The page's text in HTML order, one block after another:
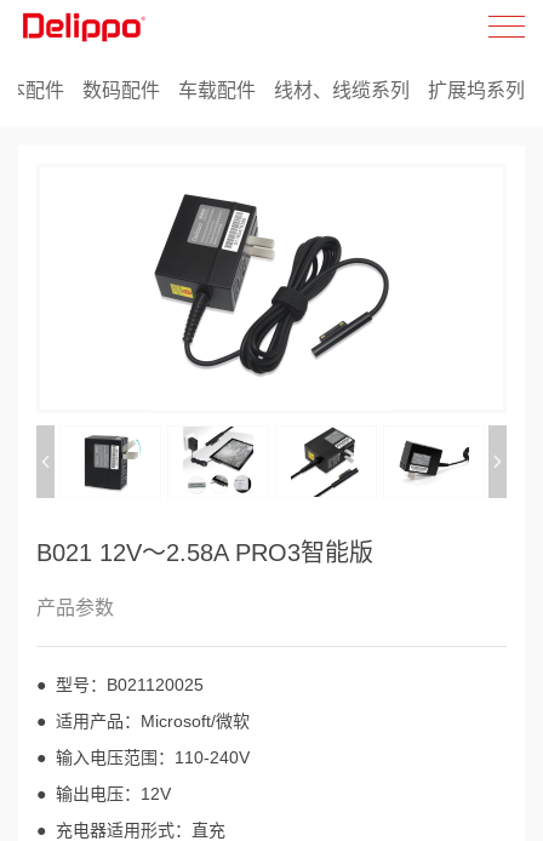
本配件 数码配件 车载配件 线材、线缆系列 扩展坞系列
B021 12V～2.58A PRO3智能版
产品参数
● 型号：B021120025
● 适用产品：Microsoft/微软
● 输入电压范围：110-240V
● 输出电压：12V
● 充电器适用形式：直充